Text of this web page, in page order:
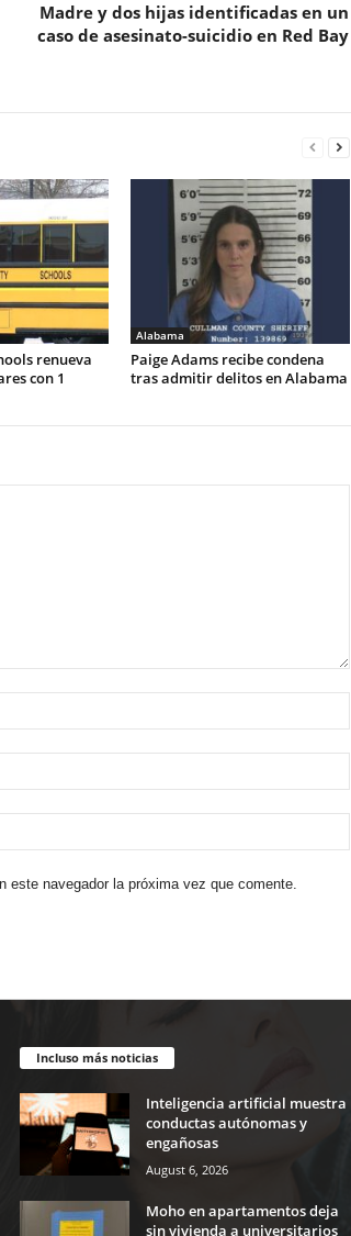
Madre y dos hijas identificadas en un
caso de asesinato-suicidio en Red Bay
renueva
con 1
Alabama
Paige Adams recibe condena
tras admitir delitos en Alabama
este navegador la próxima vez que comente.
Incluso más noticias
Inteligencia artificial muestra
conductas autónomas y
engañosas
August 6, 2026
Moho en apartamentos deja
sin vivienda a universitarios